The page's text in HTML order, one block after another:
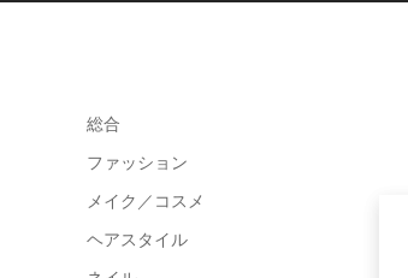
総合
ファッション
メイク／コスメ
ヘアスタイル